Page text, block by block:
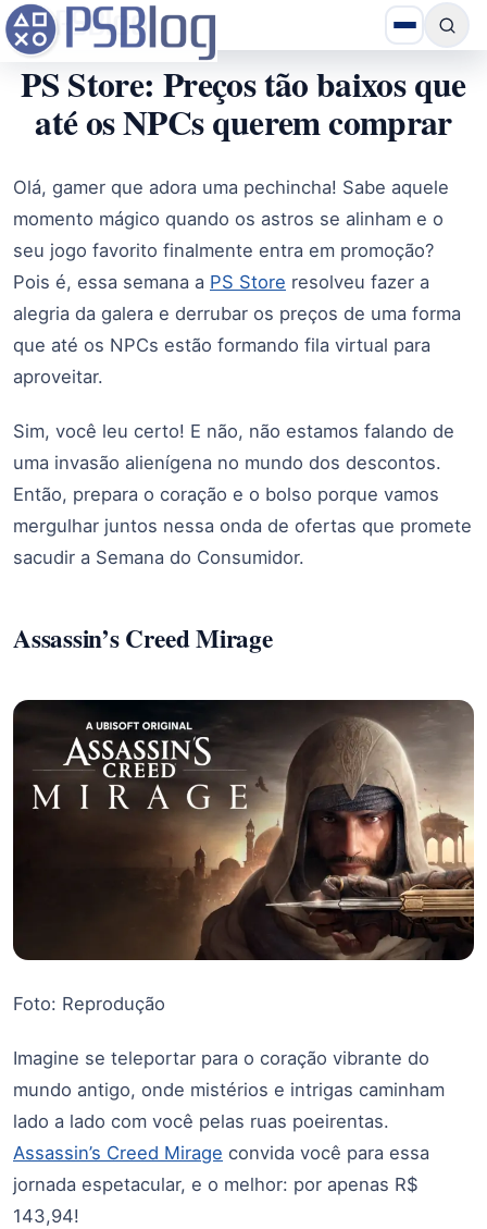
PS Store: Preços tão baixos que
até os NPCs querem comprar
Olá, gamer que adora uma pechincha! Sabe aquele
momento mágico quando os astros se alinham e o
seu jogo favorito finalmente entra em promoção?
Pois é, essa semana a PS Store resolveu fazer a
alegria da galera e derrubar os preços de uma forma
que até os NPCs estão formando fila virtual para
aproveitar.
Sim, você leu certo! E não, não estamos falando de
uma invasão alienígena no mundo dos descontos.
Então, prepara o coração e o bolso porque vamos
mergulhar juntos nessa onda de ofertas que promete
sacudir a Semana do Consumidor.
Assassin’s Creed Mirage
Foto: Reprodução
Imagine se teleportar para o coração vibrante do
mundo antigo, onde mistérios e intrigas caminham
lado a lado com você pelas ruas poeirentas.
Assassin’s Creed Mirage convida você para essa
jornada espetacular, e o melhor: por apenas R$
143,94!